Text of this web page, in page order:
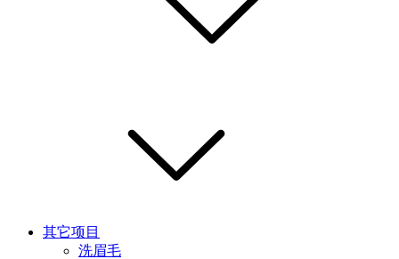
其它项目
洗眉毛